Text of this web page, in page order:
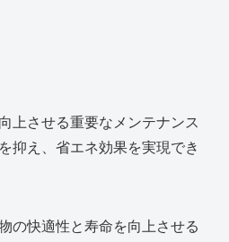
上させる重要なメンテナンス
抑え、省エネ効果を実現でき
の快適性と寿命を向上させる